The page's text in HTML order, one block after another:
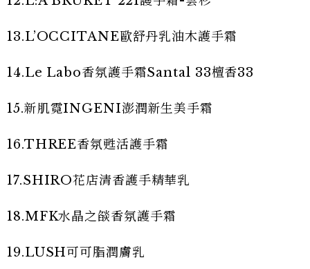
13.L’OCCITANE歐舒丹乳油木護手霜
14.Le Labo香氛護手霜Santal 33檀香33
15.新肌霓INGENI澎潤新生美手霜
16.THREE香氛甦活護手霜
17.SHIRO花店清香護手精華乳
18.MFK水晶之燄香氛護手霜
19.LUSH可可脂潤膚乳